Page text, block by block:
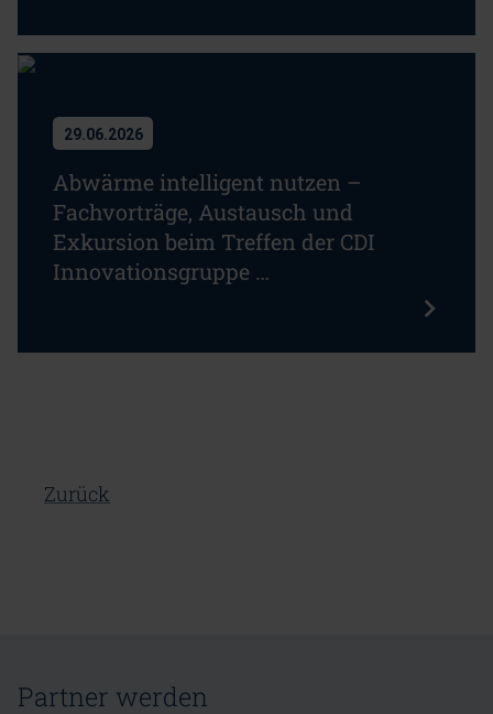
29.06.2026
Abwärme intelligent nutzen –
Fachvorträge, Austausch und
Exkursion beim Treffen der CDI
Innovationsgruppe …
Zurück
Partner werden